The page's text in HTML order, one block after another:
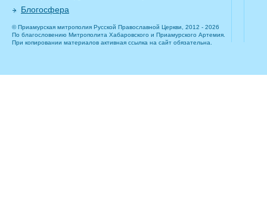
Блогосфера
© Приамурская митрополия Русской Православной Церкви, 2012 - 2026
По благословению Митрополита Хабаровского и Приамурского Артемия.
При копировании материалов активная ссылка на сайт обязательна.